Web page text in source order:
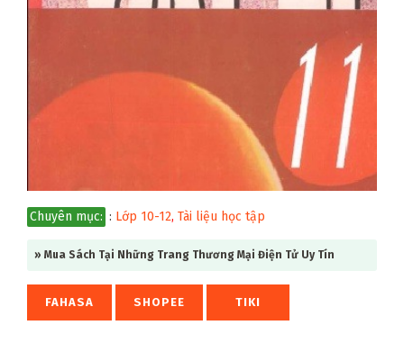
Chuyên mục: : Lớp 10-12, Tài liệu học tập
» Mua Sách Tại Những Trang Thương Mại Điện Tử Uy Tín
FAHASA SHOPEE TIKI